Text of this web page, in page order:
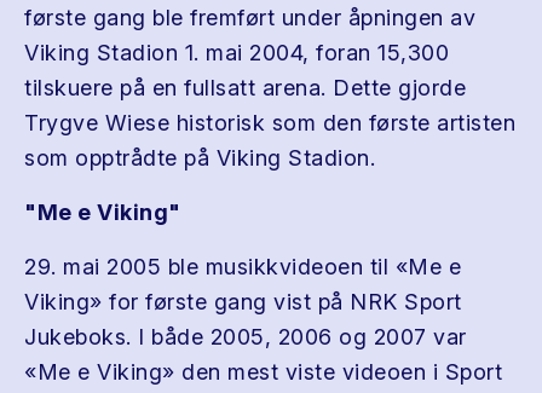
første gang ble fremført under åpningen av
Viking Stadion 1. mai 2004, foran 15,300
tilskuere på en fullsatt arena. Dette gjorde
Trygve Wiese historisk som den første artisten
som opptrådte på Viking Stadion.
"Me e Viking"
29. mai 2005 ble musikkvideoen til «Me e
Viking» for første gang vist på NRK Sport
Jukeboks. I både 2005, 2006 og 2007 var
«Me e Viking» den mest viste videoen i Sport